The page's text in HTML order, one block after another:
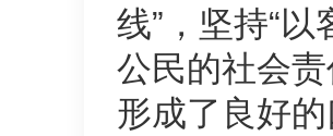
线”，坚持“
公民的社会
形成了良好